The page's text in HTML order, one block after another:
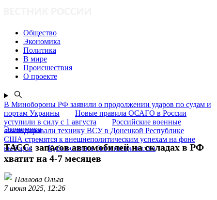
Общество
Экономика
Политика
В мире
Происшествия
О проекте
В Минобороны РФ заявили о продолжении ударов по судам и
портам Украины
Новые правила ОСАГО в России
уступили в силу с 1 августа
Российские военные
ликвидировали технику ВСУ в Донецкой Республике
США стремятся к внешнеполитическим успехам на фоне
выборов
Куба осталась без электричества
Экономика
ТАСС: запасов автомобилей на складах в РФ
хватит на 4-7 месяцев
Павлова Ольга
7 июня 2025, 12:26